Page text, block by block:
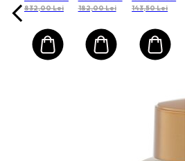
832,00 Lei
182,00 Lei
143,50 Lei